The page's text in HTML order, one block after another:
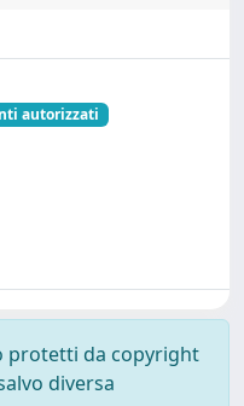
autorizzati
protetti da copyright
diversa